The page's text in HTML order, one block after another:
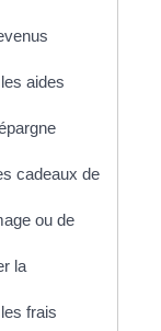
aides
cadeaux de
ou de
la
frais